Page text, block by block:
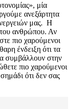
μία
ανεξάρτητα
μας. Η
του ανθρώπου. Αν
πιο χαρούμενοι
ένδειξη ότι τα
συμβάλλουν στην
πιο χαρούμενοι
ότι δεν σας